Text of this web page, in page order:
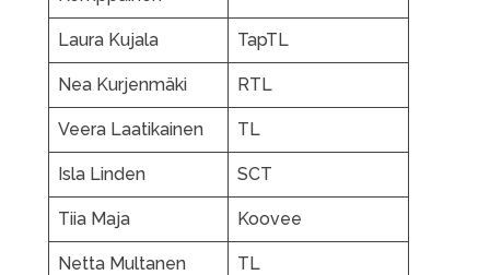
Laura Kujala TapTL
Nea Kurjenmäki RTL
Veera Laatikainen TL
Isla Linden SCT
Tiia Maja Koovee
Netta Multanen TL